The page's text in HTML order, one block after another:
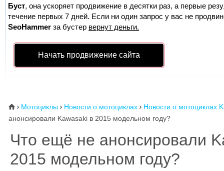
Буст, она ускоряет продвижение в десятки раз, а первые
течение первых 7 дней. Если ни один запрос у вас не
SeoHammer за бустер вернут деньги.
Начать продвижение сайта
⌂  Мотоциклы  Новости о мотоциклах  Новости о мотоциклах
анонсировали Kawasaki в 2015 модельном году?
Что ещё не анонсировали
2015 модельном году?